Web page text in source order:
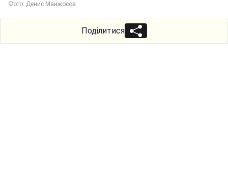
Фото: Денис Манжосов
Поділитися